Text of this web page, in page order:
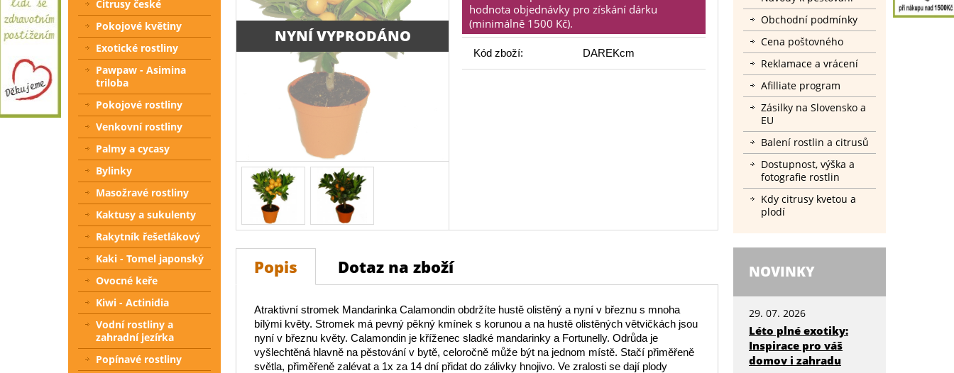
NYNÍ VYPRODÁNO
hodnota objednávky pro získání dárku
(minimálně 1500 Kč).
Kód zboží: DAREKcm
Popis Dotaz na zboží
Atraktivní stromek Mandarinka Calamondin obdržíte hustě olistěný a nyní v březnu s mnoha
bílými květy. Stromek má pevný pěkný kmínek s korunou a na hustě olistěných větvičkách jsou
nyní v březnu květy. Calamondin je kříženec sladké mandarinky a Fortunelly. Odrůda je
vyšlechtěná hlavně na pěstování v bytě, celoročně může být na jednom místě. Stačí přiměřeně
světla, přiměřeně zalévat a 1x za 14 dní přidat do zálivky hnojivo. Ve zralosti se dají plody
Obchodní podmínky
Cena poštovného
Reklamace a vrácení
Afilliate program
Zásilky na Slovensko a
EU
Balení rostlin a citrusů
Dostupnost, výška a
fotografie rostlin
Kdy citrusy kvetou a
plodí
NOVINKY
29. 07. 2026
Léto plné exotiky:
Inspirace pro váš
domov i zahradu
Citrusy české
Pokojové květiny
Exotické rostliny
Pawpaw - Asimina
triloba
Pokojové rostliny
Venkovní rostliny
Palmy a cycasy
Bylinky
Masožravé rostliny
Kaktusy a sukulenty
Rakytník řešetlákový
Kaki - Tomel japonský
Ovocné keře
Kiwi - Actinidia
Vodní rostliny a
zahradní jezírka
Popínavé rostliny